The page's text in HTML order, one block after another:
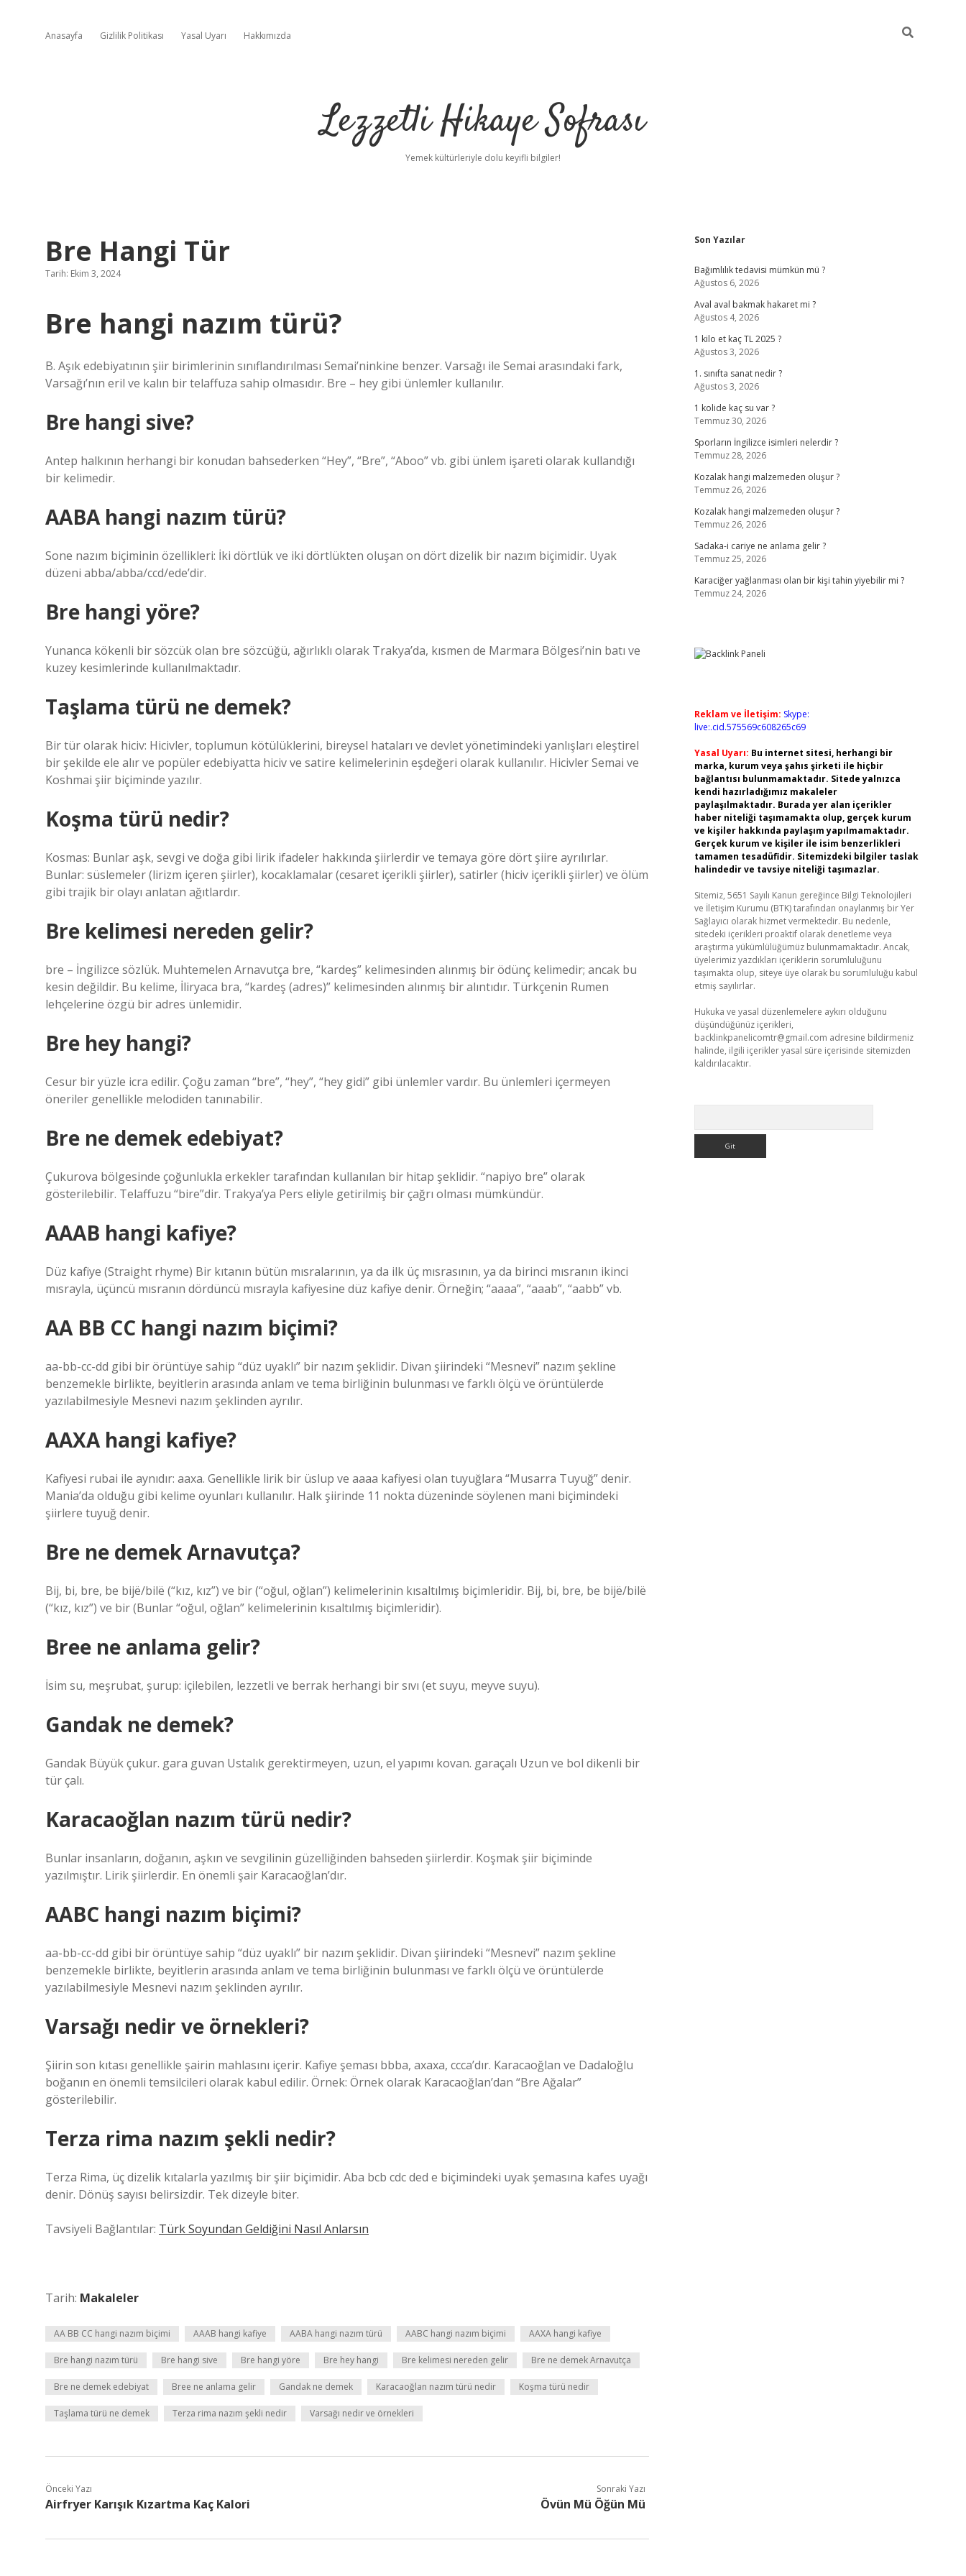
Anasayfa Gizlilik Politikası Yasal Uyarı Hakkımızda
Lezzetli Hikaye Sofrası
Yemek kültürleriyle dolu keyifli bilgiler!
Bre Hangi Tür
Tarih: Ekim 3, 2024
Bre hangi nazım türü?
B. Aşık edebiyatının şiir birimlerinin sınıflandırılması Semai’ninkine benzer. Varsağı ile Semai arasındaki fark,
Varsağı’nın eril ve kalın bir telaffuza sahip olmasıdır. Bre – hey gibi ünlemler kullanılır.
Bre hangi sive?
Antep halkının herhangi bir konudan bahsederken “Hey”, “Bre”, “Aboo” vb. gibi ünlem işareti olarak kullandığı
bir kelimedir.
AABA hangi nazım türü?
Sone nazım biçiminin özellikleri: İki dörtlük ve iki dörtlükten oluşan on dört dizelik bir nazım biçimidir. Uyak
düzeni abba/abba/ccd/ede’dir.
Bre hangi yöre?
Yunanca kökenli bir sözcük olan bre sözcüğü, ağırlıklı olarak Trakya’da, kısmen de Marmara Bölgesi’nin batı ve
kuzey kesimlerinde kullanılmaktadır.
Taşlama türü ne demek?
Bir tür olarak hiciv: Hicivler, toplumun kötülüklerini, bireysel hataları ve devlet yönetimindeki yanlışları eleştirel
bir şekilde ele alır ve popüler edebiyatta hiciv ve satire kelimelerinin eşdeğeri olarak kullanılır. Hicivler Semai ve
Koshmai şiir biçiminde yazılır.
Koşma türü nedir?
Kosmas: Bunlar aşk, sevgi ve doğa gibi lirik ifadeler hakkında şiirlerdir ve temaya göre dört şiire ayrılırlar.
Bunlar: süslemeler (lirizm içeren şiirler), kocaklamalar (cesaret içerikli şiirler), satirler (hiciv içerikli şiirler) ve ölüm
gibi trajik bir olayı anlatan ağıtlardır.
Bre kelimesi nereden gelir?
bre – İngilizce sözlük. Muhtemelen Arnavutça bre, “kardeş” kelimesinden alınmış bir ödünç kelimedir; ancak bu
kesin değildir. Bu kelime, İliryaca bra, “kardeş (adres)” kelimesinden alınmış bir alıntıdır. Türkçenin Rumen
lehçelerine özgü bir adres ünlemidir.
Bre hey hangi?
Cesur bir yüzle icra edilir. Çoğu zaman “bre”, “hey”, “hey gidi” gibi ünlemler vardır. Bu ünlemleri içermeyen
öneriler genellikle melodiden tanınabilir.
Bre ne demek edebiyat?
Çukurova bölgesinde çoğunlukla erkekler tarafından kullanılan bir hitap şeklidir. “napiyo bre” olarak
gösterilebilir. Telaffuzu “bire”dir. Trakya’ya Pers eliyle getirilmiş bir çağrı olması mümkündür.
AAAB hangi kafiye?
Düz kafiye (Straight rhyme) Bir kıtanın bütün mısralarının, ya da ilk üç mısrasının, ya da birinci mısranın ikinci
mısrayla, üçüncü mısranın dördüncü mısrayla kafiyesine düz kafiye denir. Örneğin; “aaaa”, “aaab”, “aabb” vb.
AA BB CC hangi nazım biçimi?
aa-bb-cc-dd gibi bir örüntüye sahip “düz uyaklı” bir nazım şeklidir. Divan şiirindeki “Mesnevi” nazım şekline
benzemekle birlikte, beyitlerin arasında anlam ve tema birliğinin bulunması ve farklı ölçü ve örüntülerde
yazılabilmesiyle Mesnevi nazım şeklinden ayrılır.
AAXA hangi kafiye?
Kafiyesi rubai ile aynıdır: aaxa. Genellikle lirik bir üslup ve aaaa kafiyesi olan tuyuğlara “Musarra Tuyuğ” denir.
Mania’da olduğu gibi kelime oyunları kullanılır. Halk şiirinde 11 nokta düzeninde söylenen mani biçimindeki
şiirlere tuyuğ denir.
Bre ne demek Arnavutça?
Bij, bi, bre, be bijë/bilë (“kız, kız”) ve bir (“oğul, oğlan”) kelimelerinin kısaltılmış biçimleridir. Bij, bi, bre, be bijë/bilë
(“kız, kız”) ve bir (Bunlar “oğul, oğlan” kelimelerinin kısaltılmış biçimleridir).
Bree ne anlama gelir?
İsim su, meşrubat, şurup: içilebilen, lezzetli ve berrak herhangi bir sıvı (et suyu, meyve suyu).
Gandak ne demek?
Gandak Büyük çukur. gara guvan Ustalık gerektirmeyen, uzun, el yapımı kovan. garaçalı Uzun ve bol dikenli bir
tür çalı.
Karacaoğlan nazım türü nedir?
Bunlar insanların, doğanın, aşkın ve sevgilinin güzelliğinden bahseden şiirlerdir. Koşmak şiir biçiminde
yazılmıştır. Lirik şiirlerdir. En önemli şair Karacaoğlan’dır.
AABC hangi nazım biçimi?
aa-bb-cc-dd gibi bir örüntüye sahip “düz uyaklı” bir nazım şeklidir. Divan şiirindeki “Mesnevi” nazım şekline
benzemekle birlikte, beyitlerin arasında anlam ve tema birliğinin bulunması ve farklı ölçü ve örüntülerde
yazılabilmesiyle Mesnevi nazım şeklinden ayrılır.
Varsağı nedir ve örnekleri?
Şiirin son kıtası genellikle şairin mahlasını içerir. Kafiye şeması bbba, axaxa, ccca’dır. Karacaoğlan ve Dadaloğlu
boğanın en önemli temsilcileri olarak kabul edilir. Örnek: Örnek olarak Karacaoğlan’dan “Bre Ağalar”
gösterilebilir.
Terza rima nazım şekli nedir?
Terza Rima, üç dizelik kıtalarla yazılmış bir şiir biçimidir. Aba bcb cdc ded e biçimindeki uyak şemasına kafes uyağı
denir. Dönüş sayısı belirsizdir. Tek dizeyle biter.
Tavsiyeli Bağlantılar: Türk Soyundan Geldiğini Nasıl Anlarsın
Tarih: Makaleler
AA BB CC hangi nazım biçimi AAAB hangi kafiye AABA hangi nazım türü AABC hangi nazım biçimi AAXA hangi kafiye
Bre hangi nazım türü Bre hangi sive Bre hangi yöre Bre hey hangi Bre kelimesi nereden gelir Bre ne demek Arnavutça
Bre ne demek edebiyat Bree ne anlama gelir Gandak ne demek Karacaoğlan nazım türü nedir Koşma türü nedir
Taşlama türü ne demek Terza rima nazım şekli nedir Varsağı nedir ve örnekleri
Önceki Yazı
Airfryer Karışık Kızartma Kaç Kalori
Sonraki Yazı
Övün Mü Öğün Mü
Sidebar
Son Yazılar
Bağımlılık tedavisi mümkün mü ?
Ağustos 6, 2026
Aval aval bakmak hakaret mi ?
Ağustos 4, 2026
1 kilo et kaç TL 2025 ?
Ağustos 3, 2026
1. sınıfta sanat nedir ?
Ağustos 3, 2026
1 kolide kaç su var ?
Temmuz 30, 2026
Sporların İngilizce isimleri nelerdir ?
Temmuz 28, 2026
Kozalak hangi malzemeden oluşur ?
Temmuz 26, 2026
Kozalak hangi malzemeden oluşur ?
Temmuz 26, 2026
Sadaka-i cariye ne anlama gelir ?
Temmuz 25, 2026
Karaciğer yağlanması olan bir kişi tahin yiyebilir mi ?
Temmuz 24, 2026
Reklam ve İletişim: Skype:
live:.cid.575569c608265c69
Yasal Uyarı: Bu internet sitesi, herhangi bir
marka, kurum veya şahıs şirketi ile hiçbir
bağlantısı bulunmamaktadır. Sitede yalnızca
kendi hazırladığımız makaleler
paylaşılmaktadır. Burada yer alan içerikler
haber niteliği taşımamakta olup, gerçek kurum
ve kişiler hakkında paylaşım yapılmamaktadır.
Gerçek kurum ve kişiler ile isim benzerlikleri
tamamen tesadüfidir. Sitemizdeki bilgiler taslak
halindedir ve tavsiye niteliği taşımazlar.
Sitemiz, 5651 Sayılı Kanun gereğince Bilgi Teknolojileri
ve İletişim Kurumu (BTK) tarafından onaylanmış bir Yer
Sağlayıcı olarak hizmet vermektedir. Bu nedenle,
sitedeki içerikleri proaktif olarak denetleme veya
araştırma yükümlülüğümüz bulunmamaktadır. Ancak,
üyelerimiz yazdıkları içeriklerin sorumluluğunu
taşımakta olup, siteye üye olarak bu sorumluluğu kabul
etmiş sayılırlar.
Hukuka ve yasal düzenlemelere aykırı olduğunu
düşündüğünüz içerikleri,
backlinkpanelicomtr@gmail.com adresine bildirmeniz
halinde, ilgili içerikler yasal süre içerisinde sitemizden
kaldırılacaktır.